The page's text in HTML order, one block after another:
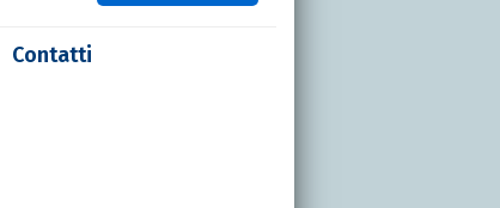
Contatti